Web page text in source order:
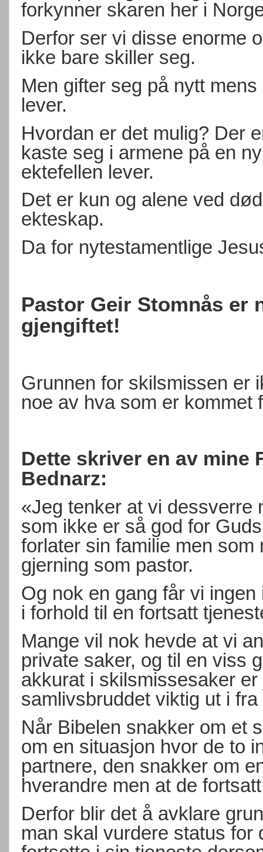
forkynner skaren her i
Derfor ser vi disse enorme
ikke bare skiller seg.
Men gifter seg på nytt
lever.
Hvordan er det mulig? Der
kaste seg i armene på en
ektefellen lever.
Det er kun og alene ved
ekteskap.
Da for nytestamentlige
Pastor Geir Stomnås er
gjengiftet!
Grunnen for skilsmissen er
noe av hva som er kommet
Dette skriver en av mine
Bednarz:
«Jeg tenker at vi dessverre
som ikke er så god for
forlater sin familie men
gjerning som pastor.
Og nok en gang får vi
i forhold til en fortsatt
Mange vil nok hevde at vi
private saker, og til en viss
akkurat i skilsmissesaker
samlivsbruddet viktig ut i
Når Bibelen snakker om et
om en situasjon hvor de to
partnere, den snakker om
hverandre men at de
Derfor blir det å avklare
man skal vurdere status